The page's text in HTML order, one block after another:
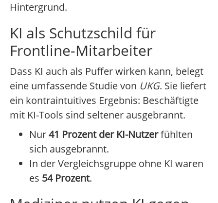
Hintergrund.
KI als Schutzschild für
Frontline-Mitarbeiter
Dass KI auch als Puffer wirken kann, belegt
eine umfassende Studie von UKG. Sie liefert
ein kontraintuitives Ergebnis: Beschäftigte
mit KI-Tools sind seltener ausgebrannt.
Nur41 Prozent der KI-Nutzerfühlten
sich ausgebrannt.
In der Vergleichsgruppe ohne KI waren
es 54 Prozent.